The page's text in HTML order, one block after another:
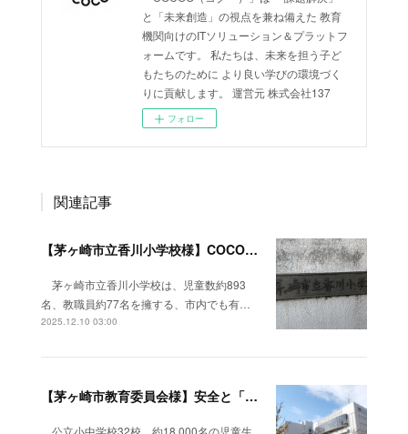
と「未来創造」の視点を兼ね備えた 教育
機関向けのITソリューション＆プラットフ
ォームです。 私たちは、未来を担う子ど
もたちのために より良い学びの環境づく
りに貢献します。 運営元 株式会社137
フォロー
関連記事
【茅ヶ崎市立香川小学校様】COCOO（コクー活用事例）：働き方改革の先にある「真の教育」の実現に向けて
茅ヶ崎市立香川小学校は、児童数約893
名、教職員約77名を擁する、市内でも有…
2025.12.10 03:00
【茅ヶ崎市教育委員会様】安全と「ゆとり」を両立。ICT活用で教員の創造性を高める。
公立小中学校32校、約18,000名の児童生